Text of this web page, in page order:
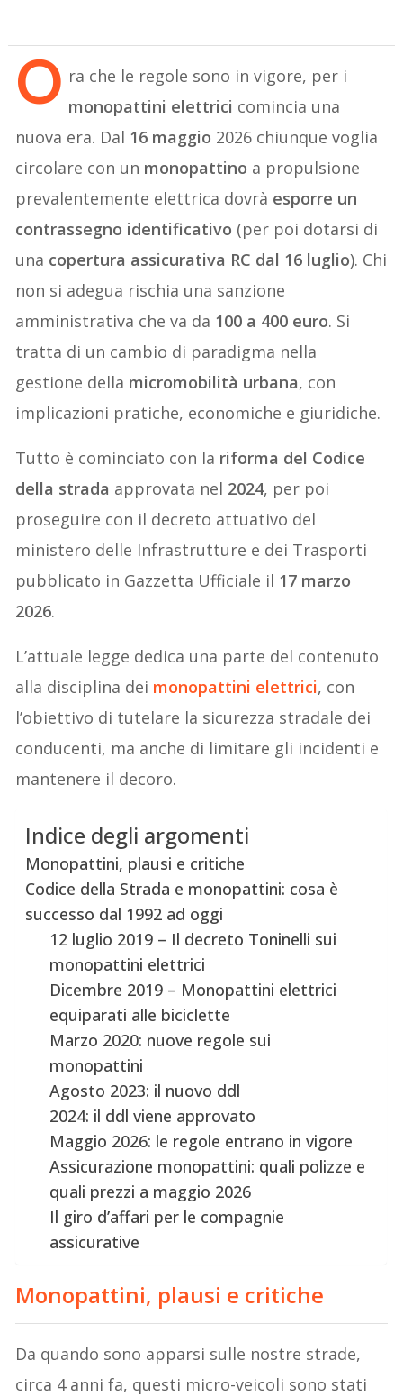
O ra che le regole sono in vigore, per i
monopattini elettrici comincia una
nuova era. Dal 16 maggio 2026 chiunque voglia
circolare con un monopattino a propulsione
prevalentemente elettrica dovrà esporre un
contrassegno identificativo (per poi dotarsi di
una copertura assicurativa RC dal 16 luglio). Chi
non si adegua rischia una sanzione
amministrativa che va da 100 a 400 euro. Si
tratta di un cambio di paradigma nella
gestione della micromobilità urbana, con
implicazioni pratiche, economiche e giuridiche.
Tutto è cominciato con la riforma del Codice
della strada approvata nel 2024, per poi
proseguire con il decreto attuativo del
ministero delle Infrastrutture e dei Trasporti
pubblicato in Gazzetta Ufficiale il 17 marzo
2026.
L’attuale legge dedica una parte del contenuto
alla disciplina dei monopattini elettrici, con
l’obiettivo di tutelare la sicurezza stradale dei
conducenti, ma anche di limitare gli incidenti e
mantenere il decoro.
Indice degli argomenti
Monopattini, plausi e critiche
Codice della Strada e monopattini: cosa è
successo dal 1992 ad oggi
12 luglio 2019 – Il decreto Toninelli sui
monopattini elettrici
Dicembre 2019 – Monopattini elettrici
equiparati alle biciclette
Marzo 2020: nuove regole sui
monopattini
Agosto 2023: il nuovo ddl
2024: il ddl viene approvato
Maggio 2026: le regole entrano in vigore
Assicurazione monopattini: quali polizze e
quali prezzi a maggio 2026
Il giro d’affari per le compagnie
assicurative
Monopattini, plausi e critiche
Da quando sono apparsi sulle nostre strade,
circa 4 anni fa, questi micro-veicoli sono stati